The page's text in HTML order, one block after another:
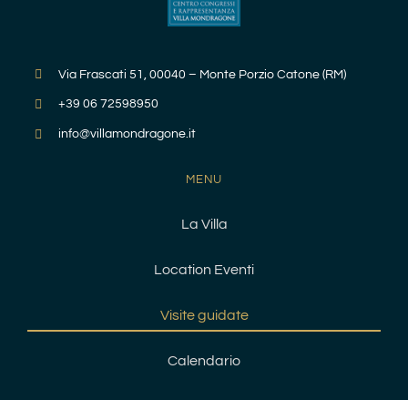
Via Frascati 51, 00040 – Monte Porzio Catone (RM)
+39 06 72598950
info@villamondragone.it
MENU
La Villa
Location Eventi
Visite guidate
Calendario